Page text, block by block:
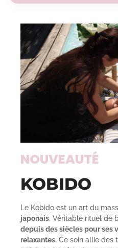
NOUVEAUTÉ
KOBIDO
Le Kobido est un art du
japonais. Véritable rituel de
depuis des siècles pour ses
relaxantes. Ce soin allie des